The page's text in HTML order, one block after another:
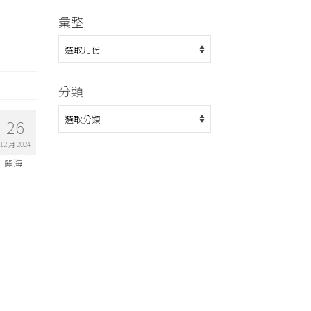
26
12 月 2024
麗海
彙整
整
分類
類